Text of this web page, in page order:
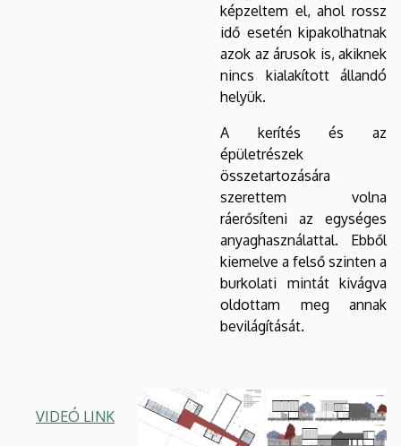
képzeltem el, ahol rossz
idő esetén kipakolhatnak
azok az árusok is, akiknek
nincs kialakított állandó
helyük.
A kerítés és az
épületrészek
összetartozására
szerettem volna
ráerősíteni az egységes
anyaghasználattal. Ebből
kiemelve a felső szinten a
burkolati mintát kivágva
oldottam meg annak
bevilágítását.
VIDEÓ LINK